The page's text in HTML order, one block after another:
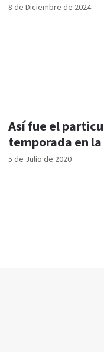
8 de Diciembre de 2024
5 de Julio de 2020
Así fue el
temporada en